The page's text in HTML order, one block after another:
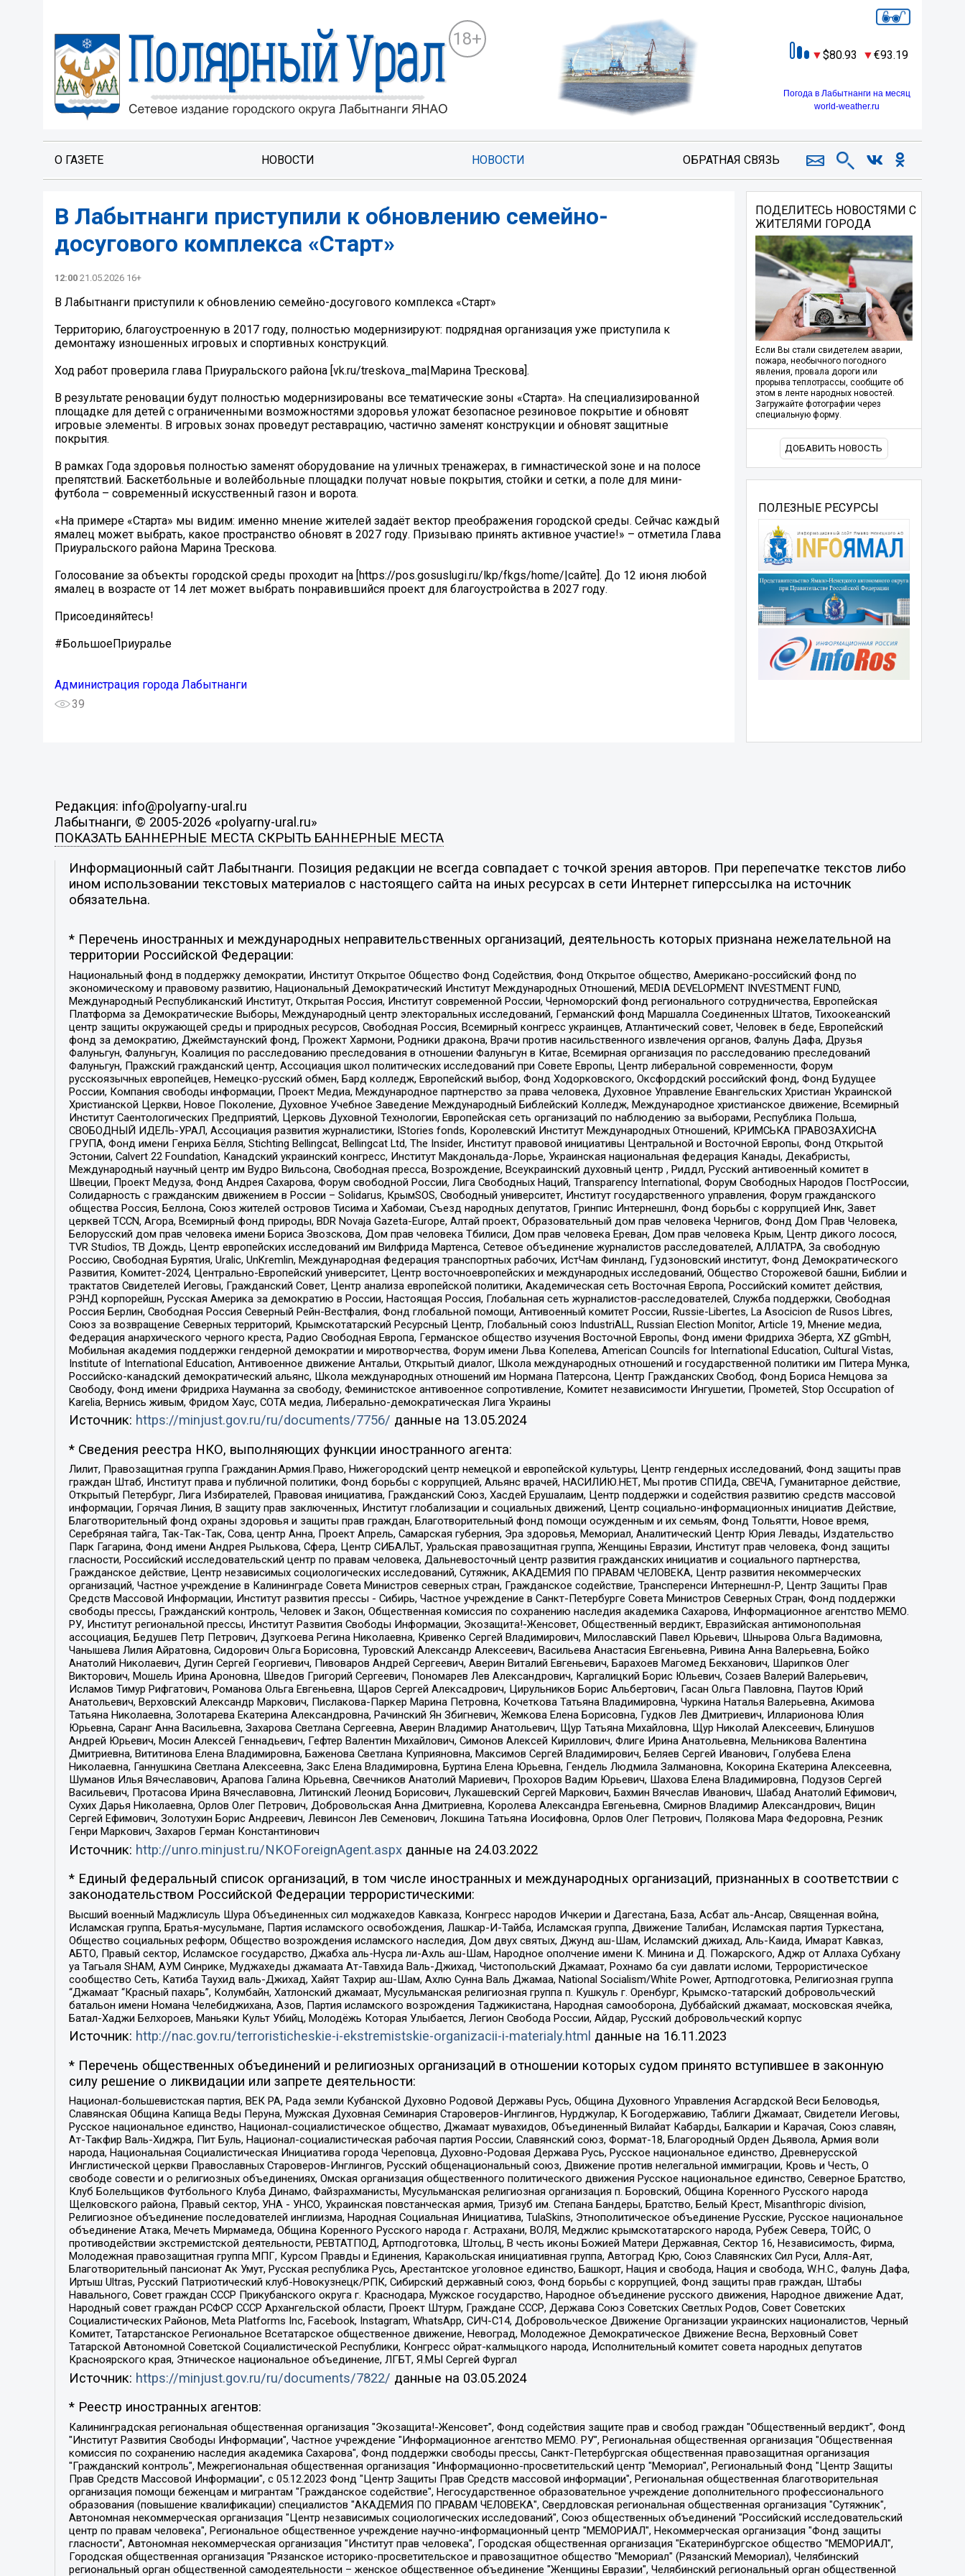
18+
80.93 93.19
Погода в Лабытнанги на месяц
world-weather.ru
О ГАЗЕТЕ НОВОСТИ НОВОСТИ ОБРАТНАЯ СВЯЗЬ
В Лабытнанги приступили к обновлению семейно-
досугового комплекса «Старт»
12:00 21.05.2026 16+
В Лабытнанги приступили к обновлению семейно-досугового комплекса «Старт»
Территорию, благоустроенную в 2017 году, полностью модернизируют: подрядная организация уже приступила к
демонтажу изношенных игровых и спортивных конструкций.
Ход работ проверила глава Приуральского района [vk.ru/treskova_ma|Марина Трескова].
В результате реновации будут полностью модернизированы все тематические зоны «Старта». На специализированной
площадке для детей с ограниченными возможностями здоровья уложат безопасное резиновое покрытие и обновят
игровые элементы. В игровых зонах проведут реставрацию, частично заменят конструкции и обновят защитные
покрытия.
В рамках Года здоровья полностью заменят оборудование на уличных тренажерах, в гимнастической зоне и на полосе
препятствий. Баскетбольные и волейбольные площадки получат новые покрытия, стойки и сетки, а поле для мини-
футбола – современный искусственный газон и ворота.
«На примере «Старта» мы видим: именно мнение жителей задаёт вектор преображения городской среды. Сейчас каждый
ямалец может выбрать, какое пространство обновят в 2027 году. Призываю принять активное участие!» – отметила Глава
Приуральского района Марина Трескова.
Голосование за объекты городской среды проходит на [https://pos.gosuslugi.ru/lkp/fkgs/home/|сайте]. До 12 июня любой
ямалец в возрасте от 14 лет может выбрать понравившийся проект для благоустройства в 2027 году.
Присоединяйтесь!
#БольшоеПриуралье
Администрация города Лабытнанги
39
ПОДЕЛИТЕСЬ НОВОСТЯМИ С
ЖИТЕЛЯМИ ГОРОДА
Если Вы стали свидетелем аварии,
пожара, необычного погодного
явления, провала дороги или
прорыва теплотрассы, сообщите об
этом в ленте народных новостей.
Загружайте фотографии через
специальную форму.
ДОБАВИТЬ НОВОСТЬ
ПОЛЕЗНЫЕ РЕСУРСЫ
Редакция: info@polyarny-ural.ru
Лабытнанги, © 2005-2026 «polyarny-ural.ru»
ПОКАЗАТЬ БАННЕРНЫЕ МЕСТА СКРЫТЬ БАННЕРНЫЕ МЕСТА
Информационный сайт Лабытнанги. Позиция редакции не всегда совпадает с точкой зрения авторов. При перепечатке текстов либо
ином использовании текстовых материалов с настоящего сайта на иных ресурсах в сети Интернет гиперссылка на источник
обязательна.
* Перечень иностранных и международных неправительственных организаций, деятельность которых признана нежелательной на
территории Российской Федерации:
Национальный фонд в поддержку демократии, Институт Открытое Общество Фонд Содействия, Фонд Открытое общество, Американо-российский фонд по
экономическому и правовому развитию, Национальный Демократический Институт Международных Отношений, MEDIA DEVELOPMENT INVESTMENT FUND,
Международный Республиканский Институт, Открытая Россия, Институт современной России, Черноморский фонд регионального сотрудничества, Европейская
Платформа за Демократические Выборы, Международный центр электоральных исследований, Германский фонд Маршалла Соединенных Штатов, Тихоокеанский
центр защиты окружающей среды и природных ресурсов, Свободная Россия, Всемирный конгресс украинцев, Атлантический совет, Человек в беде, Европейский
фонд за демократию, Джеймстаунский фонд, Прожект Хармони, Родники дракона, Врачи против насильственного извлечения органов, Фалунь Дафа, Друзья
Фалуньгун, Фалуньгун, Коалиция по расследованию преследования в отношении Фалуньгун в Китае, Всемирная организация по расследованию преследований
Фалуньгун, Пражский гражданский центр, Ассоциация школ политических исследований при Совете Европы, Центр либеральной современности, Форум
русскоязычных европейцев, Немецко-русский обмен, Бард колледж, Европейский выбор, Фонд Ходорковского, Оксфордский российский фонд, Фонд Будущее
России, Компания свободы информации, Проект Медиа, Международное партнерство за права человека, Духовное Управление Евангельских Христиан Украинской
Христианской Церкви, Новое Поколение, Духовное Учебное Заведение Международный Библейский Колледж, Международное христианское движение, Всемирный
Институт Саентологических Предприятий, Церковь Духовной Технологии, Европейская сеть организаций по наблюдению за выборами, Республика Польша,
СВОБОДНЫЙ ИДЕЛЬ-УРАЛ, Ассоциация развития журналистики, IStories fonds, Королевский Институт Международных Отношений, КРИМСЬКА ПРАВОЗАХИСНА
ГРУПА, Фонд имени Генриха Бёлля, Stichting Bellingcat, Bellingcat Ltd, The Insider, Институт правовой инициативы Центральной и Восточной Европы, Фонд Открытой
Эстонии, Calvert 22 Foundation, Канадский украинский конгресс, Институт Макдональда-Лорье, Украинская национальная федерация Канады, Декабристы,
Международный научный центр им Вудро Вильсона, Свободная пресса, Возрождение, Всеукраинский духовный центр , Риддл, Русский антивоенный комитет в
Швеции, Проект Медуза, Фонд Андрея Сахарова, Форум свободной России, Лига Свободных Наций, Transparеncy International, Форум Свободных Народов ПостРоссии,
Солидарность с гражданским движением в России – Solidarus, КрымSOS, Свободный университет, Институт государственного управления, Форум гражданского
общества Россия, Беллона, Союз жителей островов Тисима и Хабомаи, Съезд народных депутатов, Гринпис Интернешнл, Фонд борьбы с коррупцией Инк, Завет
церквей TCCN, Агора, Всемирный фонд природы, BDR Novaja Gazeta-Europe, Алтай проект, Образовательный дом прав человека Чернигов, Фонд Дом Прав Человека,
Белорусский дом прав человека имени Бориса Звозскова, Дом прав человека Тбилиси, Дом прав человека Ереван, Дом прав человека Крым, Центр дикого лосося,
TVR Studios, ТВ Дождь, Центр европейских исследований им Вилфрида Мартенса, Сетевое объединение журналистов расследователей, АЛЛАТРА, За свободную
Россию, Свободная Бурятия, Uralic, UnKremlin, Международная федерация транспортных рабочих, ИстЧам Финланд, Гудзоновский институт, Фонд Демократического
Развития, Комитет-2024, Центрально-Европейский университет, Центр восточноевропейских и международных исследований, Общество Сторожевой башни, Библии и
трактатов Свидетелей Иеговы, Гражданский Совет, Центр анализа европейской политики, Академическая сеть Восточная Европа, Российский комитет действия,
РЭНД корпорейшн, Русская Америка за демократию в России, Настоящая Россия, Глобальная сеть журналистов-расследователей, Служба поддержки, Свободная
Россия Берлин, Свободная Россия Северный Рейн-Вестфалия, Фонд глобальной помощи, Антивоенный комитет России, Russie-Libertes, La Asocicion de Rusos Libres,
Союз за возвращение Северных территорий, Крымскотатарский Ресурсный Центр, Глобальный союз IndustriALL, Russian Election Monitor, Article 19, Мнение медиа,
Федерация анархического черного креста, Радио Свободная Европа, Германское общество изучения Восточной Европы, Фонд имени Фридриха Эберта, XZ gGmbH,
Мобильная академия поддержки гендерной демократии и миротворчества, Форум имени Льва Копелева, American Councils for International Education, Cultural Vistas,
Institute of International Education, Антивоенное движение Антальи, Открытый диалог, Школа международных отношений и государственной политики им Питера Мунка,
Российско-канадский демократический альянс, Школа международных отношений им Нормана Патерсона, Центр Гражданских Свобод, Фонд Бориса Немцова за
Свободу, Фонд имени Фридриха Науманна за свободу, Феминистское антивоенное сопротивление, Комитет независимости Ингушетии, Прометей, Stop Occupation of
Karelia, Вернись живым, Фридом Хаус, СОТА медиа, Либерально-демократическая Лига Украины
Источник: https://minjust.gov.ru/ru/documents/7756/ данные на 13.05.2024
* Сведения реестра НКО, выполняющих функции иностранного агента:
Лилит, Правозащитная группа Гражданин.Армия.Право, Нижегородский центр немецкой и европейской культуры, Центр гендерных исследований, Фонд защиты прав
граждан Штаб, Институт права и публичной политики, Фонд борьбы с коррупцией, Альянс врачей, НАСИЛИЮ.НЕТ, Мы против СПИДа, СВЕЧА, Гуманитарное действие,
Открытый Петербург, Лига Избирателей, Правовая инициатива, Гражданский Союз, Хасдей Ерушалаим, Центр поддержки и содействия развитию средств массовой
информации, Горячая Линия, В защиту прав заключенных, Институт глобализации и социальных движений, Центр социально-информационных инициатив Действие,
Благотворительный фонд охраны здоровья и защиты прав граждан, Благотворительный фонд помощи осужденным и их семьям, Фонд Тольятти, Новое время,
Серебряная тайга, Так-Так-Так, Сова, центр Анна, Проект Апрель, Самарская губерния, Эра здоровья, Мемориал, Аналитический Центр Юрия Левады, Издательство
Парк Гагарина, Фонд имени Андрея Рылькова, Сфера, Центр СИБАЛЬТ, Уральская правозащитная группа, Женщины Евразии, Институт прав человека, Фонд защиты
гласности, Российский исследовательский центр по правам человека, Дальневосточный центр развития гражданских инициатив и социального партнерства,
Гражданское действие, Центр независимых социологических исследований, Сутяжник, АКАДЕМИЯ ПО ПРАВАМ ЧЕЛОВЕКА, Центр развития некоммерческих
организаций, Частное учреждение в Калининграде Совета Министров северных стран, Гражданское содействие, Трансперенси Интернешнл-Р, Центр Защиты Прав
Средств Массовой Информации, Институт развития прессы - Сибирь, Частное учреждение в Санкт-Петербурге Совета Министров Северных Стран, Фонд поддержки
свободы прессы, Гражданский контроль, Человек и Закон, Общественная комиссия по сохранению наследия академика Сахарова, Информационное агентство МЕМО.
РУ, Институт региональной прессы, Институт Развития Свободы Информации, Экозащита!-Женсовет, Общественный вердикт, Евразийская антимонопольная
ассоциация, Бедушев Петр Петрович, Дзугкоева Регина Николаевна, Кривенко Сергей Владимирович, Милославский Павел Юрьевич, Шнырова Ольга Вадимовна,
Чанышева Лилия Айратовна, Сидорович Ольга Борисовна, Туровский Александр Алексеевич, Васильева Анастасия Евгеньевна, Ривина Анна Валерьевна, Бойко
Анатолий Николаевич, Дугин Сергей Георгиевич, Пивоваров Андрей Сергеевич, Аверин Виталий Евгеньевич, Барахоев Магомед Бекханович, Шарипков Олег
Викторович, Мошель Ирина Ароновна, Шведов Григорий Сергеевич, Пономарев Лев Александрович, Каргалицкий Борис Юльевич, Созаев Валерий Валерьевич,
Исламов Тимур Рифгатович, Романова Ольга Евгеньевна, Щаров Сергей Алексадрович, Цирульников Борис Альбертович, Гасан Ольга Павловна, Паутов Юрий
Анатольевич, Верховский Александр Маркович, Пислакова-Паркер Марина Петровна, Кочеткова Татьяна Владимировна, Чуркина Наталья Валерьевна, Акимова
Татьяна Николаевна, Золотарева Екатерина Александровна, Рачинский Ян Збигневич, Жемкова Елена Борисовна, Гудков Лев Дмитриевич, Илларионова Юлия
Юрьевна, Саранг Анна Васильевна, Захарова Светлана Сергеевна, Аверин Владимир Анатольевич, Щур Татьяна Михайловна, Щур Николай Алексеевич, Блинушов
Андрей Юрьевич, Мосин Алексей Геннадьевич, Гефтер Валентин Михайлович, Симонов Алексей Кириллович, Флиге Ирина Анатольевна, Мельникова Валентина
Дмитриевна, Вититинова Елена Владимировна, Баженова Светлана Куприяновна, Максимов Сергей Владимирович, Беляев Сергей Иванович, Голубева Елена
Николаевна, Ганнушкина Светлана Алексеевна, Закс Елена Владимировна, Буртина Елена Юрьевна, Гендель Людмила Залмановна, Кокорина Екатерина Алексеевна,
Шуманов Илья Вячеславович, Арапова Галина Юрьевна, Свечников Анатолий Мариевич, Прохоров Вадим Юрьевич, Шахова Елена Владимировна, Подузов Сергей
Васильевич, Протасова Ирина Вячеславовна, Литинский Леонид Борисович, Лукашевский Сергей Маркович, Бахмин Вячеслав Иванович, Шабад Анатолий Ефимович,
Сухих Дарья Николаевна, Орлов Олег Петрович, Добровольская Анна Дмитриевна, Королева Александра Евгеньевна, Смирнов Владимир Александрович, Вицин
Сергей Ефимович, Золотухин Борис Андреевич, Левинсон Лев Семенович, Локшина Татьяна Иосифовна, Орлов Олег Петрович, Полякова Мара Федоровна, Резник
Генри Маркович, Захаров Герман Константинович
Источник: http://unro.minjust.ru/NKOForeignAgent.aspxданные на 24.03.2022
* Единый федеральный список организаций, в том числе иностранных и международных организаций, признанных в соответствии с
законодательством Российской Федерации террористическими:
Высший военный Маджлисуль Шура Объединенных сил моджахедов Кавказа, Конгресс народов Ичкерии и Дагестана, База, Асбат аль-Ансар, Священная война,
Исламская группа, Братья-мусульмане, Партия исламского освобождения, Лашкар-И-Тайба, Исламская группа, Движение Талибан, Исламская партия Туркестана,
Общество социальных реформ, Общество возрождения исламского наследия, Дом двух святых, Джунд аш-Шам, Исламский джихад, Аль-Каида, Имарат Кавказ,
АБТО, Правый сектор, Исламское государство, Джабха аль-Нусра ли-Ахль аш-Шам, Народное ополчение имени К. Минина и Д. Пожарского, Аджр от Аллаха Субхану
уа Тагьаля SHAM, АУМ Синрике, Муджахеды джамаата Ат-Тавхида Валь-Джихад, Чистопольский Джамаат, Рохнамо ба суи давлати исломи, Террористическое
сообщество Сеть, Катиба Таухид валь-Джихад, Хайят Тахрир аш-Шам, Ахлю Сунна Валь Джамаа, National Socialism/White Power, Артподготовка, Религиозная группа
“Джамаат “Красный пахарь”, Колумбайн, Хатлонский джамаат, Мусульманская религиозная группа п. Кушкуль г. Оренбург, Крымско-татарский добровольческий
батальон имени Номана Челебиджихана, Азов, Партия исламского возрождения Таджикистана, Народная самооборона, Дуббайский джамаат, московская ячейка,
Батал-Хаджи Белхороев, Маньяки Культ Убийц, Молодёжь Которая Улыбается, Легион Свобода России, Айдар, Русский добровольческий корпус
Источник: http://nac.gov.ru/terroristicheskie-i-ekstremistskie-organizacii-i-materialy.html данные на 16.11.2023
* Перечень общественных объединений и религиозных организаций в отношении которых судом принято вступившее в законную
силу решение о ликвидации или запрете деятельности:
Национал-большевистская партия, ВЕК РА, Рада земли Кубанской Духовно Родовой Державы Русь, Община Духовного Управления Асгардской Веси Беловодья,
Славянская Община Капища Веды Перуна, Мужская Духовная Семинария Староверов-Инглингов, Нурджулар, К Богодержавию, Таблиги Джамаат, Свидетели Иеговы,
Русское национальное единство, Национал-социалистическое общество, Джамаат мувахидов, Объединенный Вилайат Кабарды, Балкарии и Карачая, Союз славян,
Ат-Такфир Валь-Хиджра, Пит Буль, Национал-социалистическая рабочая партия России, Славянский союз, Формат-18, Благородный Орден Дьявола, Армия воли
народа, Национальная Социалистическая Инициатива города Череповца, Духовно-Родовая Держава Русь, Русское национальное единство, Древнерусской
Инглистической церкви Православных Староверов-Инглингов, Русский общенациональный союз, Движение против нелегальной иммиграции, Кровь и Честь, О
свободе совести и о религиозных объединениях, Омская организация общественного политического движения Русское национальное единство, Северное Братство,
Клуб Болельщиков Футбольного Клуба Динамо, Файзрахманисты, Мусульманская религиозная организация п. Боровский, Община Коренного Русского народа
Щелковского района, Правый сектор, УНА - УНСО, Украинская повстанческая армия, Тризуб им. Степана Бандеры, Братство, Белый Крест, Misanthropic division,
Религиозное объединение последователей инглиизма, Народная Социальная Инициатива, TulaSkins, Этнополитическое объединение Русские, Русское национальное
объединение Атака, Мечеть Мирмамеда, Община Коренного Русского народа г. Астрахани, ВОЛЯ, Меджлис крымскотатарского народа, Рубеж Севера, ТОЙС, О
противодействии экстремистской деятельности, РЕВТАТПОД, Артподготовка, Штольц, В честь иконы Божией Матери Державная, Сектор 16, Независимость, Фирма,
Молодежная правозащитная группа МПГ, Курсом Правды и Единения, Каракольская инициативная группа, Автоград Крю, Союз Славянских Сил Руси, Алля-Аят,
Благотворительный пансионат Ак Умут, Русская республика Русь, Арестантское уголовное единство, Башкорт, Нация и свобода, Нация и свобода, W.H.С., Фалунь Дафа,
Иртыш Ultras, Русский Патриотический клуб-Новокузнецк/РПК, Сибирский державный союз, Фонд борьбы с коррупцией, Фонд защиты прав граждан, Штабы
Навального, Совет граждан СССР Прикубанского округа г. Краснодара, Мужское государство, Народное объединение русского движения, Народное движение Адат,
Народный совет граждан РСФСР СССР Архангельской области, Проект Штурм, Граждане СССР, Держава Союз Советских Светлых Родов, Совет Советских
Социалистических Районов, Meta Platforms Inc, Facebook, Instagram, WhatsApp, СИЧ-С14, Добровольческое Движение Организации украинских националистов, Черный
Комитет, Татарстанское Региональное Всетатарское общественное движение, Невоград, Молодежное Демократическое Движение Весна, Верховный Совет
Татарской Автономной Советской Социалистической Республики, Конгресс ойрат-калмыцкого народа, Исполнительный комитет совета народных депутатов
Красноярского края, Этническое национальное объединение, ЛГБТ, Я.МЫ Сергей Фургал
Источник: https://minjust.gov.ru/ru/documents/7822/ данные на 03.05.2024
* Реестр иностранных агентов:
Калининградская региональная общественная организация "Экозащита!-Женсовет", Фонд содействия защите прав и свобод граждан "Общественный вердикт", Фонд "Институт Развития Свободы Информации", Частное учреждение "Информационное агентство МЕМО. РУ", Региональная общественная организация "Общественная комиссия по сохранению наследия академика Сахарова", Фонд поддержки свободы прессы, Санкт-Петербургская общественная правозащитная организация "Гражданский контроль", Межрегиональная общественная организация "Информационно-просветительский центр "Мемориал", Региональный Фонд "Центр Защиты Прав Средств Массовой Информации", с 05.12.2023 Фонд "Центр Защиты Прав Средств массовой информации", Региональная общественная благотворительная организация помощи беженцам и мигрантам "Гражданское содействие", Негосударственное образовательное учреждение дополнительного профессионального образования (повышение квалификации) специалистов "АКАДЕМИЯ ПО ПРАВАМ ЧЕЛОВЕКА", Свердловская региональная общественная организация "Сутяжник", Автономная некоммерческая организация "Центр независимых социологических исследований", Союз общественных объединений "Российский исследовательский центр по правам человека", Региональное общественное учреждение научно-информационный центр "МЕМОРИАЛ", Некоммерческая организация "Фонд защиты гласности", Автономная некоммерческая организация "Институт прав человека", Городская общественная организация "Екатеринбургское общество "МЕМОРИАЛ", Городская общественная организация "Рязанское историко-просветительское и правозащитное общество "Мемориал" (Рязанский Мемориал), Челябинский региональный орган общественной самодеятельности – женское общественное объединение "Женщины Евразии", Челябинский региональный орган общественной самодеятельности "Уральская правозащитная группа", Фонд содействия защите здоровья и социальной справедливости имени Андрея Рылькова, Автономная Некоммерческая Организация "Аналитический Центр Юрия Левады", Автономная некоммерческая организация социальной поддержки населения "Проект Апрель", Региональная общественная организация помощи женщинам и детям, находящимся в кризисной ситуации "Информационно-методический центр "Анна", Фонд содействия развитию массовых коммуникаций и правовому просвещению "Так-так-Так", Фонд содействия устойчивому развитию "Серебряная тайга", Свердловский региональный общественный фонд социальных проектов "Новое время", "Idel.Реалии", Кавказ.Реалии, Крым.Реалии, Телеканал Настоящее Время, Татаро-башкирская служба Радио Свобода (Azatliq Radiosi), Радио Свободная Европа/Радио Свобода (PCE/PC), "Сибирь.Реалии", "Фактограф", Благотворительный фонд помощи осужденным и их семьям, Автономная некоммерческая организация "Институт глобализации и социальных движений", Фонд "В защиту прав заключенных", Частное учреждение "Центр поддержки и содействия развитию средств массовой информации", Пензенский региональный общественный благотворительный фонд "Гражданский союз", "Север.Реалии", Некоммерческая организация Фонд "Правовая инициатива", Общество с ограниченной ответственностью "Радио Свободная Европа/Радио Свобода", Чешское информационное агентство "MEDIUM-ORIENT", Красноярская региональная общественная организация "Мы против СПИДа", Камалягин Денис Николаевич, Маркелов Сергей Евгеньевич, Пономарев Лев Александрович, Савицкая Людмила Алексеевна, Автономная некоммерческая организация "Центр по работе с проблемой насилия "НАСИЛИЮ.НЕТ", Межрегиональный профессиональный союз работников здравоохранения "Альянс врачей", Юридическое лицо, зарегистрированное в Латвийской Республике, SIA "Medusa Project" (регистрационный номер 40103797863, дата регистрации 10.06.2014), Некоммерческая организация "Фонд по борьбе с коррупцией", Автономная некоммерческая организация "Институт права и публичной политики", Баданин Роман Сергеевич, Гликин Максим Александрович, Железнова Мария Михайловна, Лукьянова Юлия Сергеевна, Маетная Елизавета Витальевна, Маняхин Петр Борисович, Чуракова Ольга Владимировна, Ярош Юлия Петровна, Юридическое лицо "The Insider SIA", зарегистрированное в Риге, Латвийская Республика (дата регистрации 26.06.2015), являющееся администратором доменного имени интернет-издания "The Insider SIA", https://theins.ru, Постернак Алексей Евгеньевич, Рубин Михаил Аркадьевич, Анин Роман Александрович, Юридическое лицо Istories fonds, зарегистрированное в Латвийской Республике (регистрационный номер 50008295751, дата регистрации 24.02.2020), Великовский Дмитрий Александрович, Долинина Ирина Николаевна, Мароховская Алеся Алексеевна, Шлейнов Роман Юрьевич, Шмагун Олеся Валентиновна, Общество с ограниченной ответственностью "Альтаир 2021", Общество с ограниченной ответственностью "Вега 2021", Общество с ограниченной ответственностью "Главный редактор 2021", Общество с ограниченной ответственностью "Ромашки монолит", Важенков Артем Валерьевич, Ивановская областная общественная организация "Центр гендерных исследований", Гурман Юрий Альбертович, Медиапроект "ОВД-Инфо", Егоров Владимир Владимирович, Жилинский Владимир Александрович, Общество с ограниченной ответственностью "ЗП", Иванова София Юрьевна, Карезина Инна Павловна, Кильтау Екатерина Викторовна, Петров Алексей Викторович, Пискунов Сергей Евгеньевич, Смирнов Сергей Сергеевич, Тихонов Михаил Сергеевич, Общество с ограниченной ответственностью "ЖУРНАЛИСТ-ИНОСТРАННЫЙ АГЕНТ", Арапова Галина Юрьевна, Вольтская Татьяна Анатольевна, Американская компания "Mason G.E.S. Anonymous Foundation" (США), являющаяся владельцем интернет-издания https://mnews.world/, Компания "Stichting Bellingcat", зарегистрированная в Нидерландах (дата регистрации 11.07.2018), Захаров Андрей Вячеславович, Клепиковская Екатерина Дмитриевна, Общество с ограниченной ответственностью "МЕМО", Перл Роман Александрович, Симонов Евгений Алексеевич, Соловьева Елена Анатольевна, Сотников Даниил Владимирович, Сурначева Елизавета Дмитриевна, Автономная некоммерческая организация по защите прав человека и информированию населения "Якутия – Наше Мнение", Общество с ограниченной ответственностью "Москоу диджитал медиа", с 26.01.2023 Общество с ограниченной ответственностью "Чайка Белые сады", Ветошкина Валерия Валерьевна, Заговора Максим Александрович, Межрегиональное общественное движение "Российская ЛГБТ - сеть", Оленичев Максим Владимирович, Павлов Иван Юрьевич, Скворцова Елена Сергеевна, Общество с ограниченной ответственностью "Как бы инагент", Кочетков Игорь Викторович, Общество с ограниченной ответственностью "Честные выборы", Еланчик Олег Александрович, Общество с ограниченной ответственностью "Нобелевский призыв", Гималова Регина Эмилевна, Григорьев Андрей Валерьевич, Григорьева Алина Александровна, Ассоциация по содействию защите прав призывников, альтернативнослужащих и военнослужащих "Правозащитная группа "Гражданин.Армия.Право", Хисамова Регина Фаритовна, Автономная некоммерческая организация по реализации социально-правовых программ "Лилит", Дальневосточное общественное движение "Маяк", Санкт-Петербургская ЛГБТ-инициативная группа "Выход", Инициативная группа ЛГБТ+ "Реверс", Алексеев Андрей Викторович, Бекбулатова Таисия Львовна, Беляев Иван Михайлович, Владыкина Елена Сергеевна, Гельман Марат Александрович, Никульшина Вероника Юрьевна, Толоконникова Надежда Андреевна, Шендерович Виктор Анатольевич, Общество с ограниченной ответственностью "Данное сообщение", Общество с ограниченной ответственностью Издательский дом "Новая глава", Айнбиндер Александра Александровна, Московский комьюнити-центр для ЛГБТ+инициатив, Благотворительный фонд развития филантропии, Deutsche Welle (Германия, Kurt-Schumacher-Strasse 3, 53113 Bonn), Борзунова Мария Михайловна, Воробьев Виктор Викторович, Голубева Анна Львовна, Константинова Алла Михайловна, Малкова Ирина Владимировна, Мурадов Мурад Абдулгалимович, Осетинская Елизавета Николаевна, Понасенков Евгений Николаевич, Ганапольский Матвей Юрьевич, Киселев Евгений Алексеевич, Борухович Ирина Григорьевна, Дремин Иван Тимофеевич, Дубровский Дмитрий Викторович, Красноярская региональная общественная организация поддержки и развития альтернативных образовательных технологий и межкультурных коммуникаций "ИНТЕРРА", Маяковская Екатерина Алексеевна, Фейгин Марк Захарович, Филимонов Андрей Викторович, Дзугкоева Регина Николаевна, Доброхотов Роман Александрович, Дудь Юрий Александрович, Елкин Сергей Владимирович, Кругликов Кирилл Игоревич, Сабунаева Мария Леонидовна, Семенов Алексей Владимирович, Шаинян Карен Багратович, Шульман Екатерина Михайловна, Асафьев Артур Валерьевич, Вахштайн Виктор Семенович, Венедиктов Алексей Алексеевич, Лушникова Екатерина Евгеньевна, Волков Леонид Михайлович, Невзоров Александр Глебович, Пархоменко Сергей Борисович, Сироткин Ярослав Николаевич, Кара-Мурза Владимир Владимирович, Баранова Наталья Владимировна, Гозман Леонид Яковлевич, Кагарлицкий Борис Юльевич, Климарев Михаил Валерьевич, Милов Владимир Станиславович, Автономная некоммерческая организация Краснодарский центр современного искусства "Типография", Моргенштерн Алишер Тагирович, Соболь Любовь Эдуардовна, Общество с ограниченной ответственностью "ЛИЗА НОРМ", Каспаров Гарри Кимович, Ходорковский Михаил Борисович, Общество с ограниченной ответственностью "Апрельские тезисы", Данилович Ирина Брониславовна, Кашин Олег Владимирович, Петров Николай Владимирович, Пивоваров Алексей Владимирович, Соколов Михаил Владимирович, Цветкова Юлия Владимировна, Чичваркин Евгений Александрович, Комитет против пыток/Команда против пыток, Общество с ограниченной ответственностью "Первый научный", Общество с ограниченной ответственностью "Вертолет и ко", Белоцерковская Вероника Борисовна, Кац Максим Евгеньевич, Лазарева Татьяна Юрьевна, Шаведдинов Руслан Табризович, Яшин Илья Валерьевич, Общество с ограниченной ответственностью "Иноагент ААВ", Алешковский Дмитрий Петрович, Альбац Евгения Марковна, Быков Дмитрий Львович, Галямина Юлия Евгеньевна, Лойко Сергей Леонидович, Мартынов Кирилл Константинович, Медведев Сергей Александрович, Крашенинников Федор Геннадиевич, Гордеева Катерина Вл